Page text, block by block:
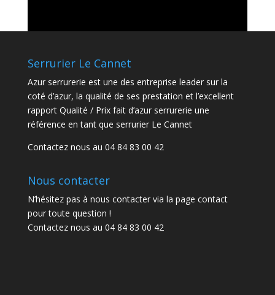
Serrurier Le Cannet
Azur serrurerie est une des entreprise leader sur la
coté d’azur, la qualité de ses prestation et l’excellent
rapport Qualité / Prix fait d’azur serrurerie une
référence en tant que serrurier Le Cannet
Contactez nous au 04 84 83 00 42
Nous contacter
N’hésitez pas à nous contacter via la page contact
pour toute question !
Contactez nous au 04 84 83 00 42